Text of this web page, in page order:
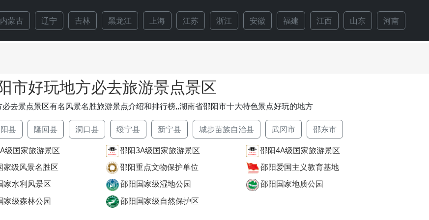
内蒙古 辽宁 吉林 黑龙江 上海 江苏 浙江 安徽 福建 江西 山东 河南
市好玩地方必去旅游景点景区
去景点景区有名风景名胜旅游景点介绍和排行榜,,湖南省邵阳市十大特色景点好玩的地方
县 隆回县 洞口县 绥宁县 新宁县 城步苗族自治县 武冈市
邵东市
级国家旅游景区 邵阳3A级国家旅游景区
邵阳4A级国家旅游景区
家级风景名胜区 邵阳重点文物保护单位
邵阳爱国主义教育基地
家水利风景区 邵阳国家级湿地公园
邵阳国家地质公园
家级森林公园 邵阳国家级自然保护区